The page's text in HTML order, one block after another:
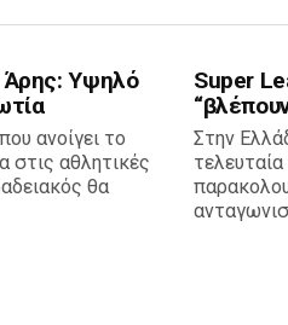
Άρης: Υψηλό
ανοίγει το
στις αθλητικές
θα
Super
Στην